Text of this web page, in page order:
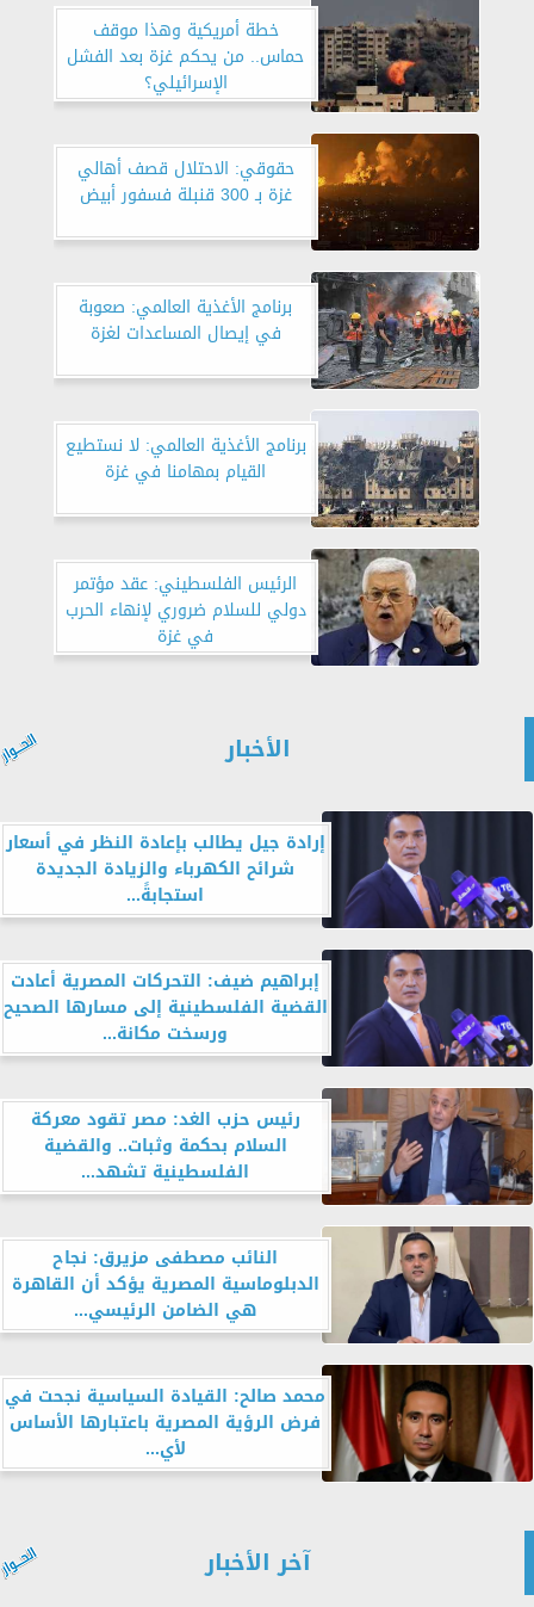
خطة أمريكية وهذا موقف
حماس.. من يحكم غزة بعد الفشل
الإسرائيلي؟
حقوقي: الاحتلال قصف أهالي
غزة بـ 300 قنبلة فسفور أبيض
برنامج الأغذية العالمي: صعوبة
في إيصال المساعدات لغزة
برنامج الأغذية العالمي: لا نستطيع
القيام بمهامنا في غزة
الرئيس الفلسطيني: عقد مؤتمر
دولي للسلام ضروري لإنهاء الحرب
في غزة
الأخبار
إرادة جيل يطالب بإعادة النظر في أسعار
شرائح الكهرباء والزيادة الجديدة
استجابةً...
إبراهيم ضيف: التحركات المصرية أعادت
القضية الفلسطينية إلى مسارها الصحيح
ورسخت مكانة...
رئيس حزب الغد: مصر تقود معركة
السلام بحكمة وثبات.. والقضية
الفلسطينية تشهد...
النائب مصطفى مزيرق: نجاح
الدبلوماسية المصرية يؤكد أن القاهرة
هي الضامن الرئيسي...
محمد صالح: القيادة السياسية نجحت في
فرض الرؤية المصرية باعتبارها الأساس
لأي...
آخر الأخبار